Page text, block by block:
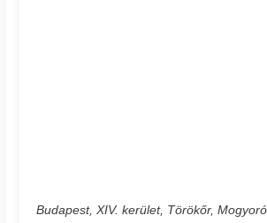
Budapest, XIV. kerület, Törökőr,